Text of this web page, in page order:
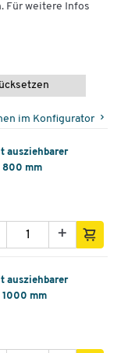
Für weitere Infos
im Konfigurator
ausziehbarer
800 mm
+
ausziehbarer
1000 mm